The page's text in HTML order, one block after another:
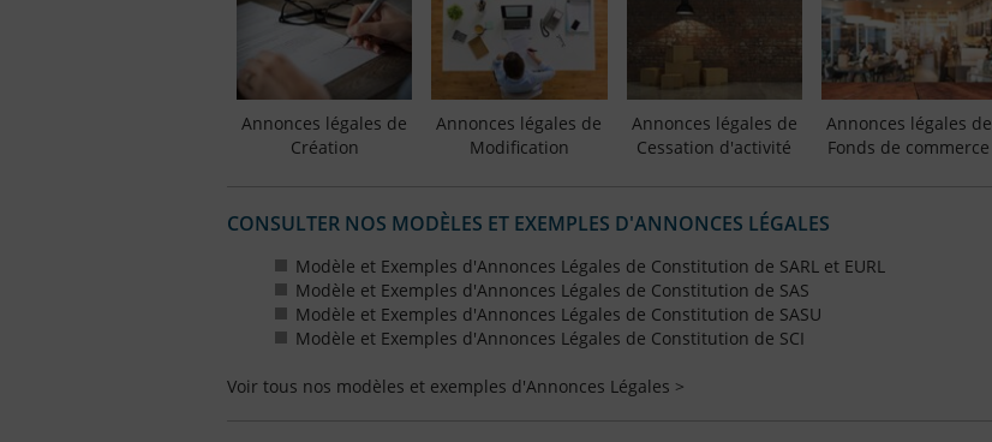
Annonces légales de
Création
Annonces légales de
Modification
Annonces légales de
Cessation d'activité
Annonces légales de
Fonds de commerce
CONSULTER NOS MODÈLES ET EXEMPLES D'ANNONCES LÉGALES
Modèle et Exemples d'Annonces Légales de Constitution de SARL et EURL
Modèle et Exemples d'Annonces Légales de Constitution de SAS
Modèle et Exemples d'Annonces Légales de Constitution de SASU
Modèle et Exemples d'Annonces Légales de Constitution de SCI
Voir tous nos modèles et exemples d'Annonces Légales >